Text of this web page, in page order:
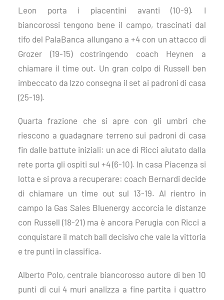
Leon porta i piacentini avanti (10-9). I
biancorossi tengono bene il campo, trascinati dal
tifo del PalaBanca allungano a +4 con un attacco di
Grozer (19-15) costringendo coach Heynen a
chiamare il time out. Un gran colpo di Russell ben
imbeccato da Izzo consegna il set ai padroni di casa
(25-19).
Quarta frazione che si apre con gli umbri che
riescono a guadagnare terreno sui padroni di casa
fin dalle battute iniziali: un ace di Ricci aiutato dalla
rete porta gli ospiti sul +4 (6-10). In casa Piacenza si
lotta e si prova a recuperare: coach Bernardi decide
di chiamare un time out sul 13-19. Al rientro in
campo la Gas Sales Bluenergy accorcia le distanze
con Russell (18-21) ma è ancora Perugia con Ricci a
conquistare il match ball decisivo che vale la vittoria
e tre punti in classifica.
Alberto Polo, centrale biancorosso autore di ben 10
punti di cui 4 muri analizza a fne partita i quattro